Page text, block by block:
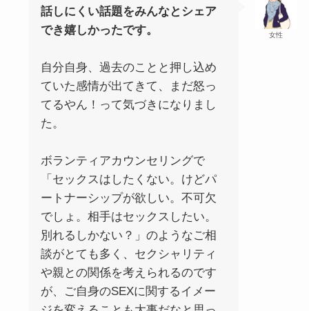
女性
話しにくい話題をみんなとシェア
でき嬉しかったです。
自分自身、過去のことと押し込め
ていた感情が出てきて、まだ怒っ
てるやん！って気づきになりまし
た。
ボランティアカウンセリングで
「セックスはしたくない。けどパ
ートナーシップが欲しい。不可欠
でしょ。相手はセックスしたい。
別れるしかない？」のようなご相
談がとても多く、セクシャリティ
や親との関係を考えられるのです
が、ご自身のSEXに関するイメー